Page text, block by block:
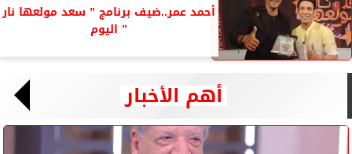
أحمد عمر..ضيف برنامج ” سعد مولعها نار
” اليوم
أهم الأخبار